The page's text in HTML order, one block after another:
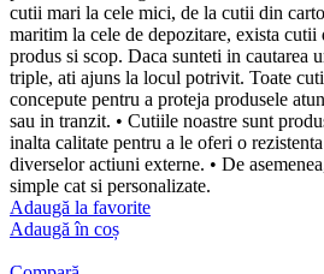
cutii mari la cele mici, de la cutii din
maritim la cele de depozitare, exista
produs si scop. Daca sunteti in cautarea
triple, ati ajuns la locul potrivit. Toate
concepute pentru a proteja produsele
sau in tranzit. • Cutiile noastre sunt
inalta calitate pentru a le oferi o
diverselor actiuni externe. • De
simple cat si personalizate.
Adaugă la favorite
Adaugă în coș